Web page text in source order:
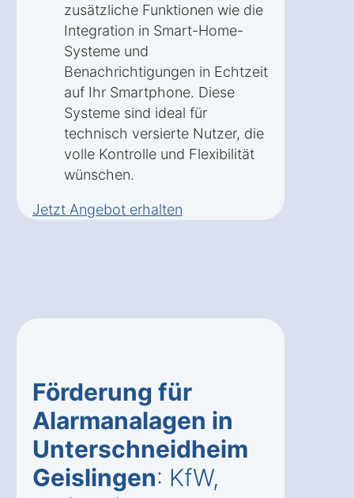
zusätzliche Funktionen wie die
Integration in Smart-Home-
Systeme und
Benachrichtigungen in Echtzeit
auf Ihr Smartphone. Diese
Systeme sind ideal für
technisch versierte Nutzer, die
volle Kontrolle und Flexibilität
wünschen.
Jetzt Angebot erhalten
Förderung für
Alarmanalagen in
Unterschneidheim
Geislingen: KfW,